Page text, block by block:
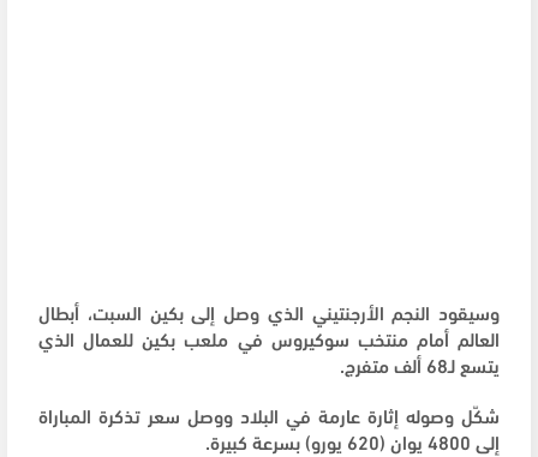
وسيقود النجم الأرجنتيني الذي وصل إلى بكين السبت، أبطال
العالم أمام منتخب سوكيروس في ملعب بكين للعمال الذي
يتسع لـ68 ألف متفرج.
شكّل وصوله إثارة عارمة في البلاد ووصل سعر تذكرة المباراة
إلى 4800 يوان (620 يورو) بسرعة كبيرة.